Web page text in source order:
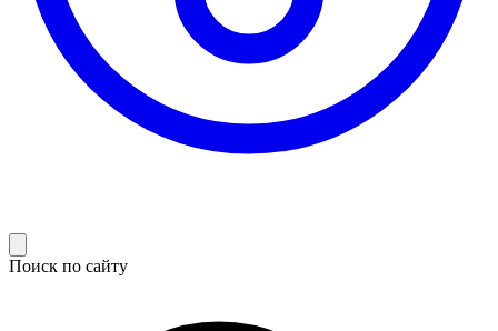
Поиск по сайту